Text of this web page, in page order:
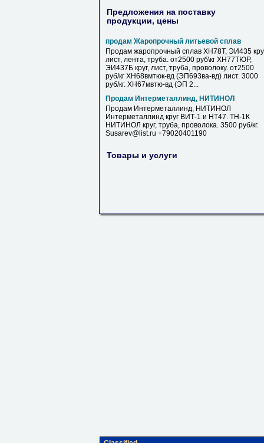
Предложения на поставку
продукции, цены
продам Жаропрочный литьевой сплав
Продам жаропрочный сплав ХН78Т, ЭИ435
лист, лента, труба. от2500 руб\кг ХН77ТЮР,
ЭИ437Б круг, лист, труба, проволоку. от2500
руб/кг ХН68вмтюк-вд (ЭП693ва-вд) лист. 3000
руб/кг. ХН67мвтю-вд (ЭП 2...
Продам Интерметаллинд, НИТИНОЛ
Продам Интерметаллинд, НИТИНОЛ
Интерметаллинд круг ВИТ-1 и НТ47. ТН-1К
НИТИНОЛ круг, труба, проволока. 3500 руб/кг.
Susarev@list.ru +79020401190
Товары и услуги